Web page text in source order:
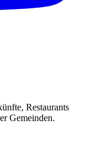
Restaurants
Gemeinden.